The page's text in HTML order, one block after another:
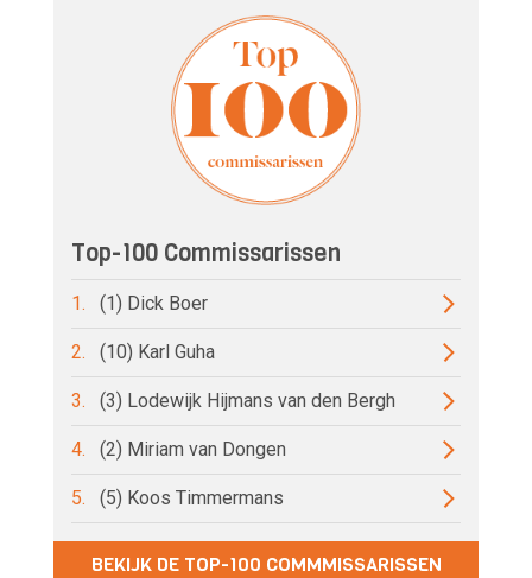
Top-100 Commissarissen
1. (1) Dick Boer
2. (10) Karl Guha
3. (3) Lodewijk Hijmans van den Bergh
4. (2) Miriam van Dongen
5. (5) Koos Timmermans
BEKIJK DE TOP-100 COMMMISSARISSEN